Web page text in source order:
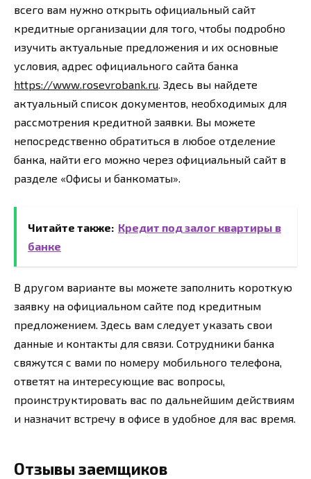
всего вам нужно открыть официальный сайт
кредитные организации для того, чтобы подробно
изучить актуальные предложения и их основные
условия, адрес официального сайта банка
https://www.rosevrobank.ru. Здесь вы найдете
актуальный список документов, необходимых для
рассмотрения кредитной заявки. Вы можете
непосредственно обратиться в любое отделение
банка, найти его можно через официальный сайт в
разделе «Офисы и банкоматы».
Читайте также: Кредит под залог квартиры в
банке
В другом варианте вы можете заполнить короткую
заявку на официальном сайте под кредитным
предложением. Здесь вам следует указать свои
данные и контакты для связи. Сотрудники банка
свяжутся с вами по номеру мобильного телефона,
ответят на интересующие вас вопросы,
проинструктировать вас по дальнейшим действиям
и назначит встречу в офисе в удобное для вас время.
Отзывы заемщиков